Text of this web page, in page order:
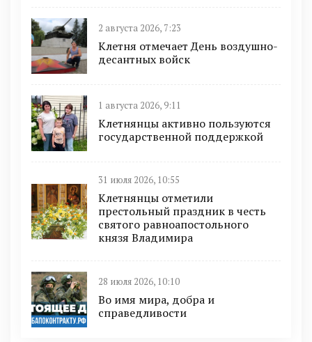
2 августа 2026, 7:23
Клетня отмечает День воздушно-
десантных войск
1 августа 2026, 9:11
Клетнянцы активно пользуются
государственной поддержкой
31 июля 2026, 10:55
Клетнянцы отметили
престольный праздник в честь
святого равноапостольного
князя Владимира
28 июля 2026, 10:10
Во имя мира, добра и
справедливости